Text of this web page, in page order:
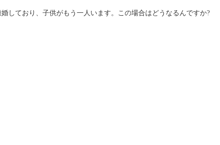
しており、子供がもう一人います。この場合はどうなるんですか?